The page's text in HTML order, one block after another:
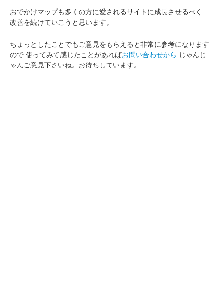
おでかけマップも多くの方に愛されるサイトに成長させるべく
改善を続けていこうと思います。
ちょっとしたことでもご意見をもらえると非常に参考になります
ので 使ってみて感じたことがあればお問い合わせから じゃんじ
ゃんご意見下さいね。お待ちしています。